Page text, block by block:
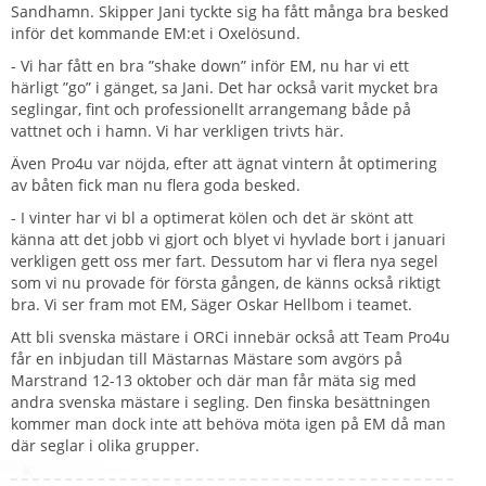
Sandhamn. Skipper Jani tyckte sig ha fått många bra besked
inför det kommande EM:et i Oxelösund.
- Vi har fått en bra ”shake down” inför EM, nu har vi ett
härligt ”go” i gänget, sa Jani. Det har också varit mycket bra
seglingar, fint och professionellt arrangemang både på
vattnet och i hamn. Vi har verkligen trivts här.
Även Pro4u var nöjda, efter att ägnat vintern åt optimering
av båten fick man nu flera goda besked.
- I vinter har vi bl a optimerat kölen och det är skönt att
känna att det jobb vi gjort och blyet vi hyvlade bort i januari
verkligen gett oss mer fart. Dessutom har vi flera nya segel
som vi nu provade för första gången, de känns också riktigt
bra. Vi ser fram mot EM, Säger Oskar Hellbom i teamet.
Att bli svenska mästare i ORCi innebär också att Team Pro4u
får en inbjudan till Mästarnas Mästare som avgörs på
Marstrand 12-13 oktober och där man får mäta sig med
andra svenska mästare i segling. Den finska besättningen
kommer man dock inte att behöva möta igen på EM då man
där seglar i olika grupper.